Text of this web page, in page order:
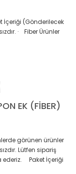
İçeriği (Gönderilecek
· Fiber Ürünler
EK (FIBER)
görünen ürünler
Lütfen sipariş
ederiz. Paket İçeriği